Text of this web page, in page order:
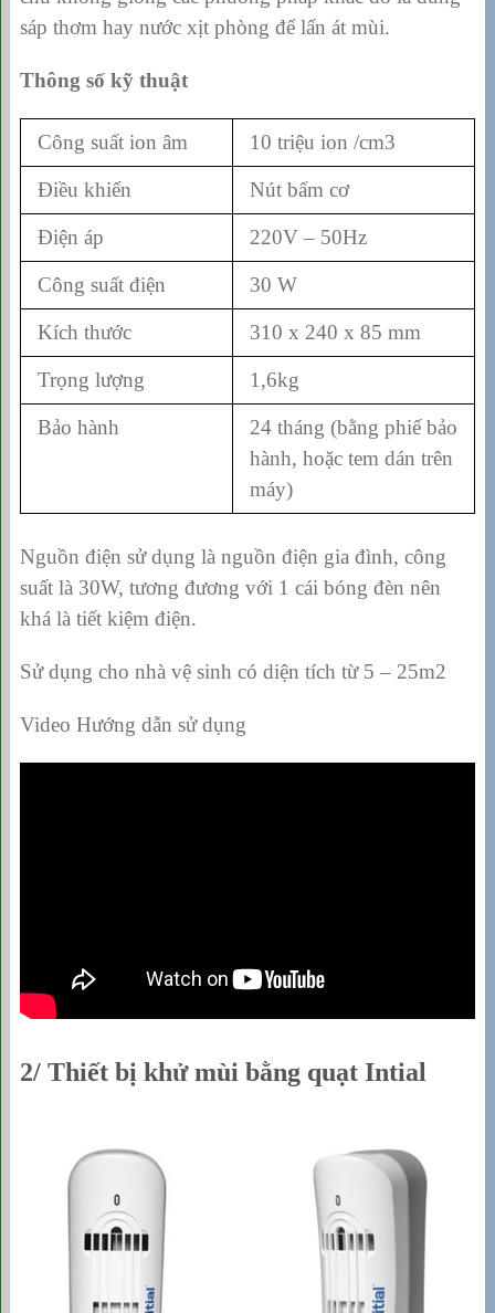
sáp thơm hay nước xịt phòng để lấn át mùi.
Thông số kỹ thuật
Công suất ion âm 10 triệu ion /cm3
Điều khiển Nút bấm cơ
Điện áp 220V – 50Hz
Công suất điện 30 W
Kích thước 310 x 240 x 85 mm
Trọng lượng 1,6kg
Bảo hành
24 tháng (bằng phiế bảo
hành, hoặc tem dán trên
máy)
Nguồn điện sử dụng là nguồn điện gia đình, công
suất là 30W, tương đương với 1 cái bóng đèn nên
khá là tiết kiệm điện.
Sử dụng cho nhà vệ sinh có diện tích từ 5 – 25m2
Video Hướng dẫn sử dụng
2/ Thiết bị khử mùi bằng quạt Intial